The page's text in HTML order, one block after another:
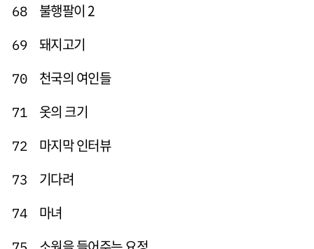
68 불행팔이 2
69 돼지고기
70 천국의 여인들
71 옷의 크기
72 마지막 인터뷰
73 기다려
74 마녀